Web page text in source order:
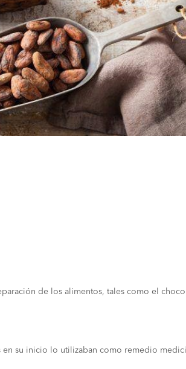
de los alimentos, tales como el
en su inicio lo utilizaban como remedio